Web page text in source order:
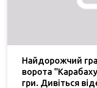
Найдорожчий
ворота
гри. Дивіться